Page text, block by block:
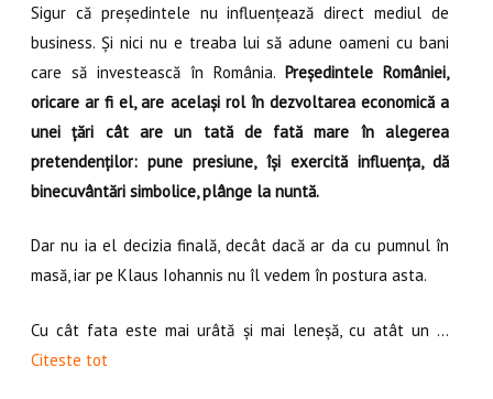
Sigur că președintele nu influențează direct mediul de
business. Și nici nu e treaba lui să adune oameni cu bani
care să investească în România. Președintele României,
oricare ar fi el, are același rol în dezvoltarea economică a
unei țări cât are un tată de fată mare în alegerea
pretendenților: pune presiune, își exercită influența, dă
binecuvântări simbolice, plânge la nuntă.
Dar nu ia el decizia finală, decât dacă ar da cu pumnul în
masă, iar pe Klaus Iohannis nu îl vedem în postura asta.
Cu cât fata este mai urâtă și mai leneșă, cu atât un …
Citeste tot